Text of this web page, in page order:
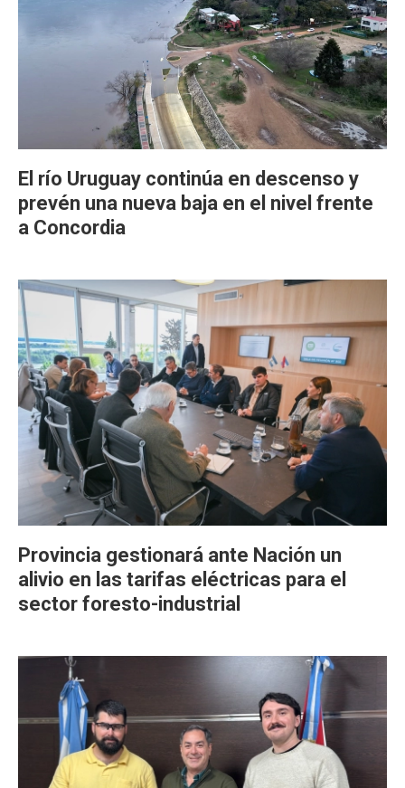
El río Uruguay continúa en descenso y
prevén una nueva baja en el nivel frente
a Concordia
Provincia gestionará ante Nación un
alivio en las tarifas eléctricas para el
sector foresto-industrial